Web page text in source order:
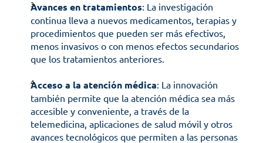
Avances en tratamientos: La investigación
continua lleva a nuevos medicamentos, terapias y
procedimientos que pueden ser más efectivos,
menos invasivos o con menos efectos secundarios
que los tratamientos anteriores.
Acceso a la atención médica: La innovación
también permite que la atención médica sea más
accesible y conveniente, a través de la
telemedicina, aplicaciones de salud móvil y otros
avances tecnológicos que permiten a las personas